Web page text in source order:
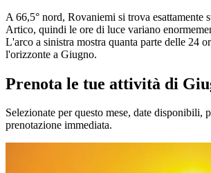
A 66,5° nord, Rovaniemi si trova esattamente
Artico, quindi le ore di luce variano
L'arco a sinistra mostra quanta parte delle 24
l'orizzonte a Giugno.
Prenota le tue attività di
Selezionate per questo mese, date disponibili,
prenotazione immediata.